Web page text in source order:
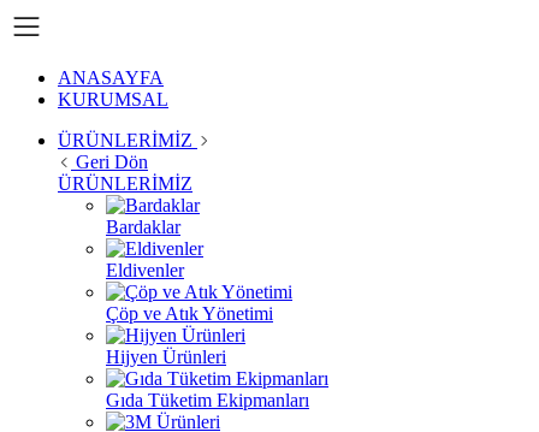
ANASAYFA
KURUMSAL
ÜRÜNLERİMİZ
Geri Dön
ÜRÜNLERİMİZ
Bardaklar
Eldivenler
Çöp ve Atık Yönetimi
Hijyen Ürünleri
Gıda Tüketim Ekipmanları